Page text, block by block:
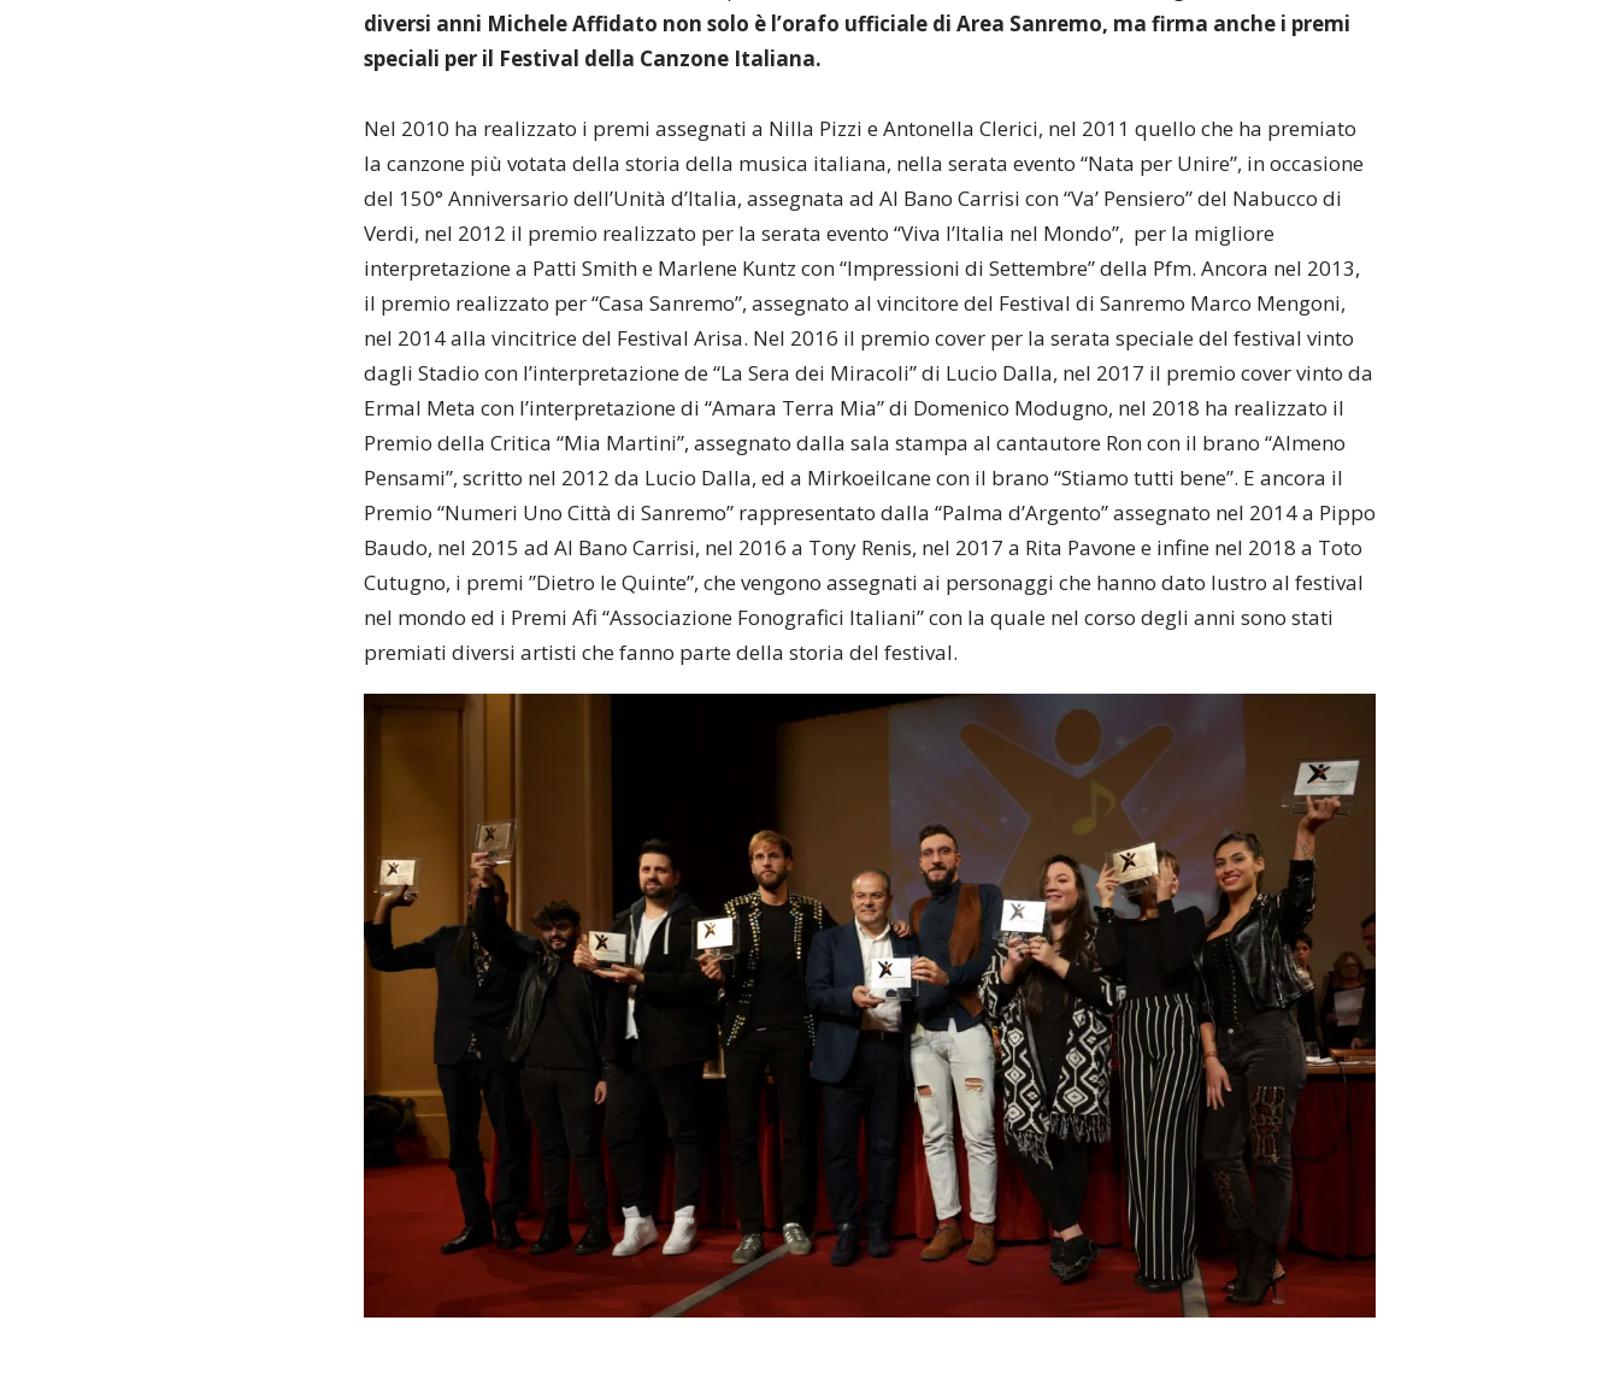
diversi anni Michele Affidato non solo è l’orafo ufficiale di Area Sanremo, ma firma anche i premi
speciali per il Festival della Canzone Italiana.
Nel 2010 ha realizzato i premi assegnati a Nilla Pizzi e Antonella Clerici, nel 2011 quello che ha premiato
la canzone più votata della storia della musica italiana, nella serata evento “Nata per Unire”, in occasione
del 150° Anniversario dell’Unità d’Italia, assegnata ad Al Bano Carrisi con “Va’ Pensiero” del Nabucco di
Verdi, nel 2012 il premio realizzato per la serata evento “Viva l’Italia nel Mondo”, per la migliore
interpretazione a Patti Smith e Marlene Kuntz con “Impressioni di Settembre” della Pfm. Ancora nel 2013,
il premio realizzato per “Casa Sanremo”, assegnato al vincitore del Festival di Sanremo Marco Mengoni,
nel 2014 alla vincitrice del Festival Arisa. Nel 2016 il premio cover per la serata speciale del festival vinto
dagli Stadio con l’interpretazione de “La Sera dei Miracoli” di Lucio Dalla, nel 2017 il premio cover vinto da
Ermal Meta con l’interpretazione di “Amara Terra Mia” di Domenico Modugno, nel 2018 ha realizzato il
Premio della Critica “Mia Martini”, assegnato dalla sala stampa al cantautore Ron con il brano “Almeno
Pensami”, scritto nel 2012 da Lucio Dalla, ed a Mirkoeilcane con il brano “Stiamo tutti bene”. E ancora il
Premio “Numeri Uno Città di Sanremo” rappresentato dalla “Palma d’Argento” assegnato nel 2014 a Pippo
Baudo, nel 2015 ad Al Bano Carrisi, nel 2016 a Tony Renis, nel 2017 a Rita Pavone e infine nel 2018 a Toto
Cutugno, i premi ”Dietro le Quinte”, che vengono assegnati ai personaggi che hanno dato lustro al festival
nel mondo ed i Premi Afi “Associazione Fonografici Italiani” con la quale nel corso degli anni sono stati
premiati diversi artisti che fanno parte della storia del festival.